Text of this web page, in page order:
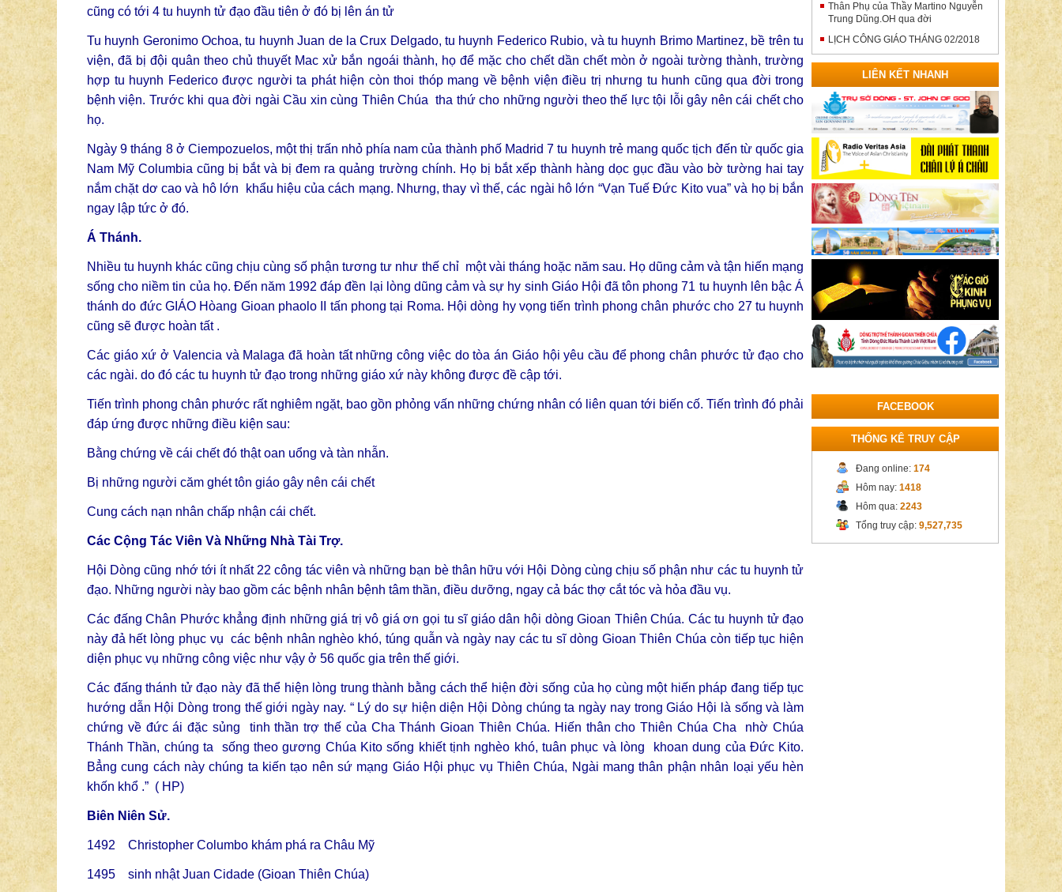
cũng có tới 4 tu huynh tử đạo đầu tiên ở đó bị lên án tử
Tu huynh Geronimo Ochoa, tu huynh Juan de la Crux Delgado, tu huynh Federico Rubio, và tu huynh Brimo Martinez, bề trên tu
viện, đã bị đội quân theo chủ thuyết Mac xử bắn ngoái thành, họ để mặc cho chết dần chết mòn ở ngoài tường thành, trường
hợp tu huynh Federico được người ta phát hiện còn thoi thóp mang về bệnh viện điều trị nhưng tu hunh cũng qua đời trong
bệnh viện. Trước khi qua đời ngài Cầu xin cùng Thiên Chúa tha thứ cho những người theo thế lực tội lỗi gây nên cái chết cho
họ.
Ngày 9 tháng 8 ở Ciempozuelos, một thị trấn nhỏ phía nam của thành phố Madrid 7 tu huynh trẻ mang quốc tịch đến từ quốc gia
Nam Mỹ Columbia cũng bị bắt và bị đem ra quảng trường chính. Họ bị bắt xếp thành hàng dọc gục đầu vào bờ tường hai tay
nắm chặt dơ cao và hô lớn khẩu hiệu của cách mạng. Nhưng, thay vì thế, các ngài hô lớn “Vạn Tuế Đức Kito vua” và họ bị bắn
ngay lập tức ở đó.
Á Thánh.
Nhiều tu huynh khác cũng chịu cùng số phận tương tư như thế chỉ một vài tháng hoặc năm sau. Họ dũng cảm và tận hiến mạng
sống cho niềm tin của họ. Đến năm 1992 đáp đền lại lòng dũng cảm và sự hy sinh Giáo Hội đã tôn phong 71 tu huynh lên bậc Á
thánh do đức GIÁO Hòang Gioan phaolo II tấn phong tại Roma. Hội dòng hy vọng tiến trình phong chân phước cho 27 tu huynh
cũng sẽ được hoàn tất .
Các giáo xứ ở Valencia và Malaga đã hoàn tất những công việc do tòa án Giáo hội yêu cầu để phong chân phước tử đạo cho
các ngài. do đó các tu huynh tử đạo trong những giáo xứ này không được đề cập tới.
Tiến trình phong chân phước rất nghiêm ngặt, bao gồn phỏng vấn những chứng nhân có liên quan tới biến cố. Tiến trình đó phải
đáp ứng được những điều kiện sau:
Bằng chứng về cái chết đó thật oan uổng và tàn nhẫn.
Bị những người căm ghét tôn giáo gây nên cái chết
Cung cách nạn nhân chấp nhận cái chết.
Các Cộng Tác Viên Và Những Nhà Tài Trợ.
Hội Dòng cũng nhớ tới ít nhất 22 công tác viên và những bạn bè thân hữu với Hội Dòng cùng chịu số phận như các tu huynh tử
đạo. Những người này bao gồm các bệnh nhân bệnh tâm thần, điều dưỡng, ngay cả bác thợ cắt tóc và hỏa đầu vụ.
Các đấng Chân Phước khẳng định những giá trị vô giá ơn gọi tu sĩ giáo dân hội dòng Gioan Thiên Chúa. Các tu huynh tử đạo
này đả hết lòng phục vụ các bệnh nhân nghèo khó, túng quẫn và ngày nay các tu sĩ dòng Gioan Thiên Chúa còn tiếp tục hiện
diện phục vụ những công việc như vậy ở 56 quốc gia trên thế giới.
Các đấng thánh tử đạo này đã thể hiện lòng trung thành bằng cách thể hiện đời sống của họ cùng một hiến pháp đang tiếp tục
hướng dẫn Hội Dòng trong thế giới ngày nay. “ Lý do sự hiện diện Hội Dòng chúng ta ngày nay trong Giáo Hội là sống và làm
chứng về đức ái đặc sủng tinh thần trợ thế của Cha Thánh Gioan Thiên Chúa. Hiến thân cho Thiên Chúa Cha nhờ Chúa
Thánh Thần, chúng ta sống theo gương Chúa Kito sống khiết tịnh nghèo khó, tuân phục và lòng khoan dung của Đức Kito.
Bẳng cung cách này chúng ta kiến tạo nên sứ mạng Giáo Hội phục vụ Thiên Chúa, Ngài mang thân phận nhân loại yếu hèn
khốn khổ .” ( HP)
Biên Niên Sử.
1492 Christopher Columbo khám phá ra Châu Mỹ
1495 sinh nhật Juan Cidade (Gioan Thiên Chúa)
Thân Phụ của Thầy Martino Nguyễn
Trung Dũng.OH qua đời
LỊCH CÔNG GIÁO THÁNG 02/2018
LIÊN KẾT NHANH
FACEBOOK
THỐNG KÊ TRUY CẬP
Đang online:174
Hôm nay:1418
Hôm qua:2243
Tổng truy cập:9,527,735